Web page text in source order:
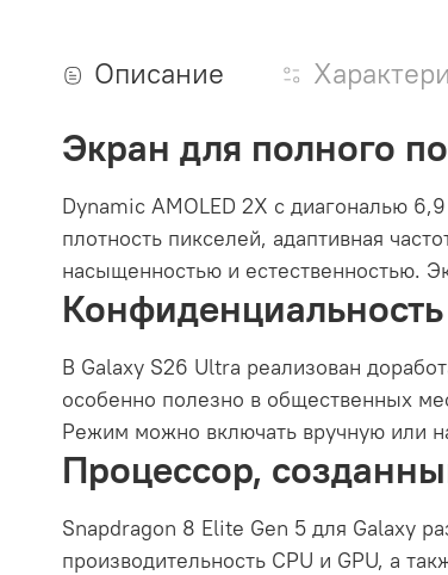
Описание
Экран для полного
Dynamic AMOLED 2X с диагональю
плотность пикселей, адаптивная
насыщенностью и естественностью.
В Galaxy S26 Ultra реализован
особенно полезно в общественных
Режим можно включать вручную или
Процессор,
Snapdragon 8 Elite Gen 5 для Galaxy
производительность CPU и GPU, а